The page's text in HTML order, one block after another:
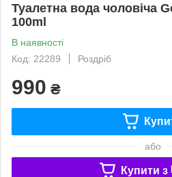
Туалетна вода чоловіча
100ml
В наявності
Код: 22289
Роздріб
990 ₴
або
Купити з